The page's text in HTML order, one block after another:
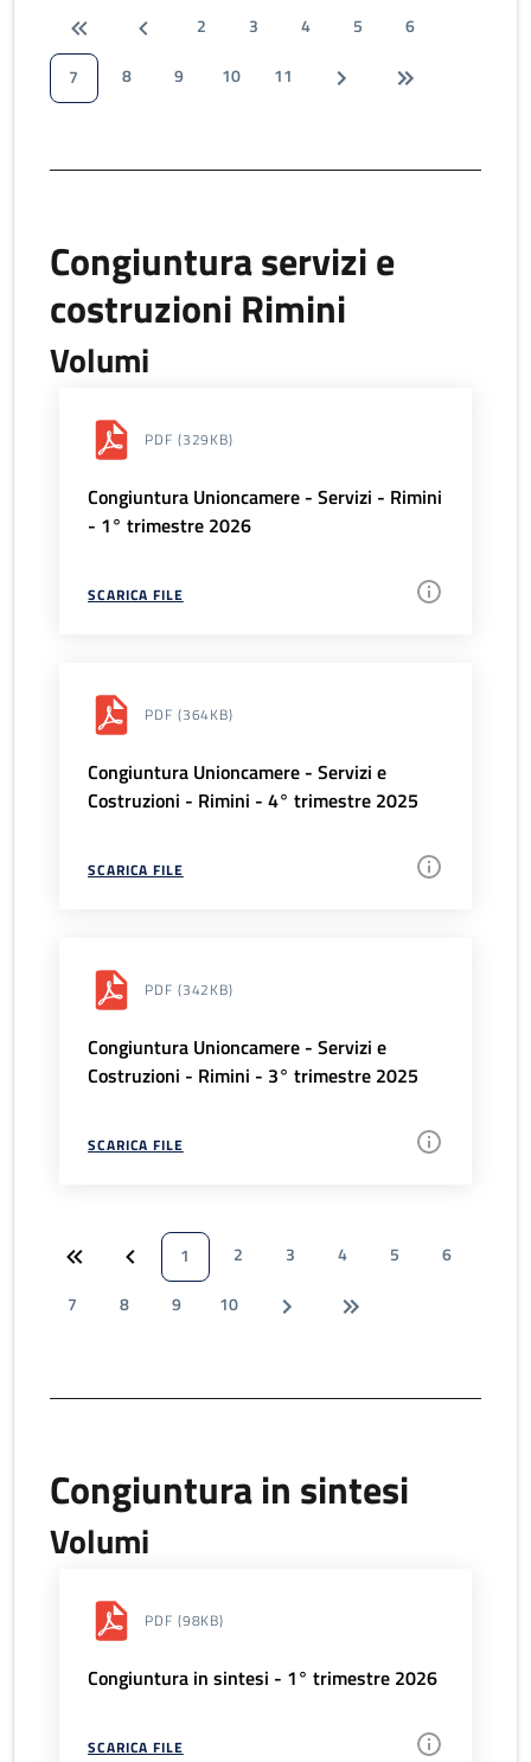
2 3 4 5
6
7
8 9 10 11
Congiuntura servizi e
costruzioni Rimini
Volumi
PDF (329KB)
Congiuntura Unioncamere - Servizi - Rimini
- 1° trimestre 2026
SCARICA FILE
PDF (364KB)
Congiuntura Unioncamere - Servizi e
Costruzioni - Rimini - 4° trimestre 2025
SCARICA FILE
PDF (342KB)
Congiuntura Unioncamere - Servizi e
Costruzioni - Rimini - 3° trimestre 2025
SCARICA FILE
1 2 3 4 5
6
7
8 9 10
Congiuntura in sintesi
Volumi
PDF (98KB)
Congiuntura in sintesi - 1° trimestre 2026
SCARICA FILE